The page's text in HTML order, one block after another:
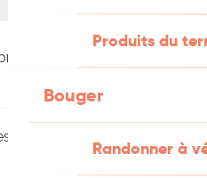
Produits du
Bouger
Randonner à
d'hôtes)
d'hôtes)